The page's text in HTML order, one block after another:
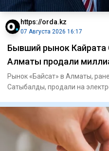
https://orda.kz
07 Августа 2026 16:17
Бывший рынок
Алматы продали
Рынок «Байсат» в Алматы,
Сатыбалды, продали на